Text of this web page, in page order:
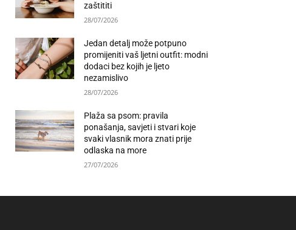
zaštititi
28/07/2026
Jedan detalj može potpuno
promijeniti vaš ljetni outfit: modni
dodaci bez kojih je ljeto
nezamislivo
28/07/2026
Plaža sa psom: pravila
ponašanja, savjeti i stvari koje
svaki vlasnik mora znati prije
odlaska na more
27/07/2026